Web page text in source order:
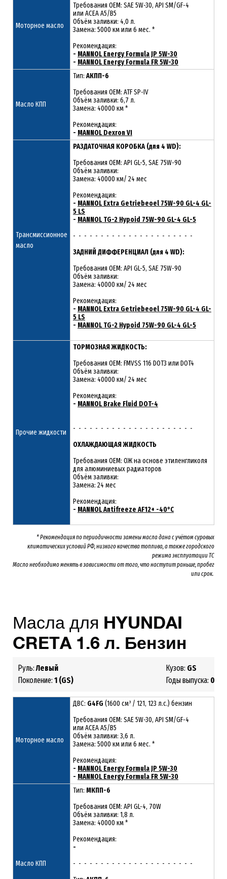
Моторное масло
Требования ОЕМ: SAE 5W-30, API SM/GF-4
или ACEA A5/B5
Объём заливки: 4,0 л.
Замена: 5000 км или 6 мес. *
Рекомендация:
- MANNOL Energy Formula JP 5W-30
- MANNOL Energy Formula FR 5W-30
Масло КПП
Тип: АКПП-6
Требования OEM: ATF SP-IV
Объём заливки: 6,7 л.
Замена: 40000 км *
Рекомендация:
- MANNOL Dexron VI
Трансмиссионное
масло
РАЗДАТОЧНАЯ КОРОБКА (для 4 WD):
Требования OEM: API GL-5, SAE 75W-90
Объём заливки:
Замена: 40000 км/ 24 мес
Рекомендация:
- MANNOL Extra Getriebeoel 75W-90 GL-4 GL-
5 LS
- MANNOL TG-2 Hypoid 75W-90 GL-4 GL-5
- - - - - - - - - - - - - - - - - - - - - -
ЗАДНИЙ ДИФФЕРЕНЦИАЛ (для 4 WD):
Требования OEM: API GL-5, SAE 75W-90
Объём заливки:
Замена: 40000 км/ 24 мес
Рекомендация:
- MANNOL Extra Getriebeoel 75W-90 GL-4 GL-
5 LS
- MANNOL TG-2 Hypoid 75W-90 GL-4 GL-5
Прочие жидкости
ТОРМОЗНАЯ ЖИДКОСТЬ:
Требования OEM: FMVSS 116 DOT3 или DOT4
Объём заливки:
Замена: 40000 км/ 24 мес
Рекомендация:
- MANNOL Brake Fluid DOT-4
- - - - - - - - - - - - - - - - - - - - - -
ОХЛАЖДАЮЩАЯ ЖИДКОСТЬ
Требования OEM: ОЖ на основе этиленгликоля
для алюминиевых радиаторов
Объём заливки:
Замена: 24 мес
Рекомендация:
- MANNOL Antifreeze AF12+ -40°C
* Рекомендация по периодичности замены масла дана с учётом суровых
климатических условий РФ, низкого качества топлива, а также городского
режима эксплуатации ТС
Масло необходимо менятьв зависимости от того, что наступит раньше, пробег
или срок.
Масла для HYUNDAI
CRETA 1.6 л. Бензин
Руль:Левый
Поколение: 1 (GS)
Кузов: GS
Годы выпуска:
Моторное масло
ДВС: G4FG (1600 см³ / 121, 123 л.с.) бензин
Требования ОЕМ: SAE 5W-30, API SM/GF-4
или ACEA A5/B5
Объём заливки: 3,6 л.
Замена: 5000 км или 6 мес. *
Рекомендация:
- MANNOL Energy Formula JP 5W-30
- MANNOL Energy Formula FR 5W-30
Масло КПП
Тип: МКПП-6
Требования OEM: API GL-4, 70W
Объём заливки: 1,8 л.
Замена: 40000 км *
Рекомендация:
-
- - - - - - - - - - - - - - - - - - - - - -